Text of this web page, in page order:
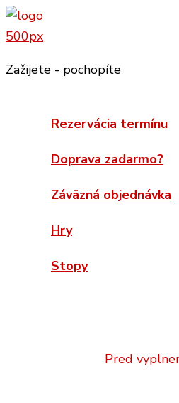
Preskočiť
na
Zažijete - pochopíte
Rezervácia termínu
Doprava zadarmo?
Záväzná objednávka
Hry
Stopy
Pred